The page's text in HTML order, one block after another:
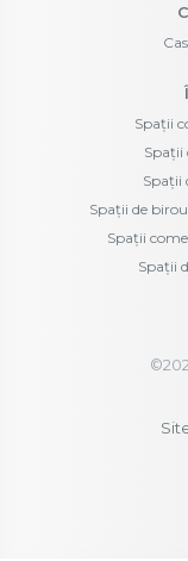
Spații
Spații
Spații
Spații de
Spații
Spații
©